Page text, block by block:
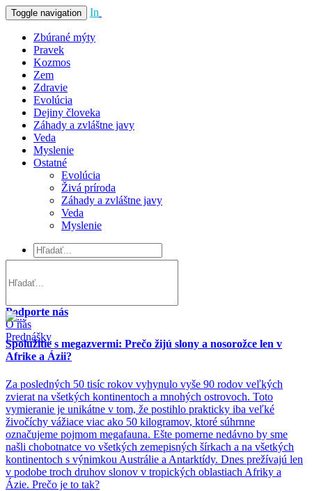
Toggle navigation In
Zbúrané mýty
Pravek
Kozmos
Zem
Zdravie
Evolúcia
Dejiny človeka
Záhady a zvláštne javy
Veda
Myslenie
Ostatné
Evolúcia
Živá príroda
Záhady a zvláštne javy
Veda
Myslenie
Podporte nás
O nás
Prednášky
Spolužitie s megazvermi: Prečo žijú slony a nosorožce len v
Afrike a Ázii?
Za posledných 50 tisíc rokov vyhynulo vyše 90 rodov veľkých
zvierat na všetkých kontinentoch a mnohých ostrovoch. Toto
vymieranie je unikátne v tom, že postihlo prakticky iba veľké
živočíchy vážiace viac ako 50 kilogramov, ktoré súhrnne
označujeme pojmom megafauna. Ešte pomerne nedávno by sme
našli chobotnatce vo všetkých zemepisných šírkach a na všetkých
kontinentoch s výnimkou Austrálie a Antarktídy. Dnes prežívajú len
v podobe troch druhov slonov v tropických oblastiach Afriky a
Ázie. Prečo je to tak?